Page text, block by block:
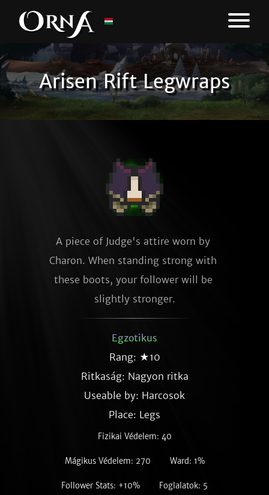
Arisen Rift Legwraps
A piece of Judge's attire worn by
Charon. When standing strong with
these boots, your follower will be
slightly stronger.
Egzotikus
Rang: ★10
Ritkaság: Nagyon ritka
Useable by: Harcosok
Place: Legs
Fizikai Védelem: 40
Mágikus Védelem: 270 Ward: 1%
Follower Stats: +10% Foglalatok: 5